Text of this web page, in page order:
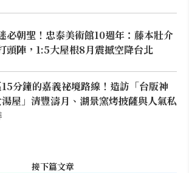
必朝聖！忠泰美術館10週年：藤本壯介
頭陣，1:5大屋根8月震撼空降台北
分鐘的嘉義祕境路線！造訪「台版神
屋」清豐濤月、湖景窯烤披薩與人氣私
接下篇文章